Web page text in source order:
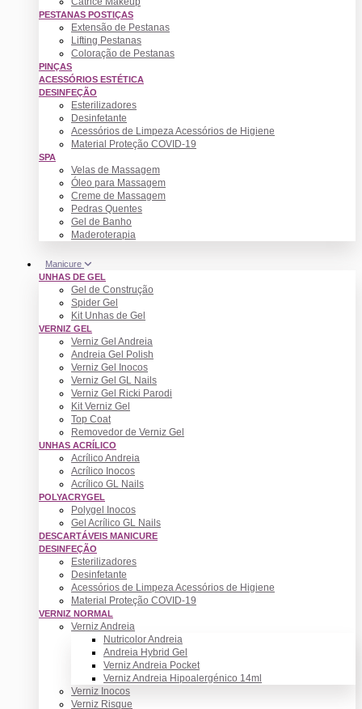
PESTANAS POSTIÇAS
Extensão de Pestanas
Lifting Pestanas
Coloração de Pestanas
PINÇAS
ACESSÓRIOS ESTÉTICA
DESINFEÇÃO
Esterilizadores
Desinfetante
Acessórios de Limpeza Acessórios de Higiene
Material Proteção COVID-19
SPA
Velas de Massagem
Óleo para Massagem
Creme de Massagem
Pedras Quentes
Gel de Banho
Maderoterapia
Manicure
UNHAS DE GEL
Gel de Construção
Spider Gel
Kit Unhas de Gel
VERNIZ GEL
Verniz Gel Andreia
Andreia Gel Polish
Verniz Gel Inocos
Verniz Gel GL Nails
Verniz Gel Ricki Parodi
Kit Verniz Gel
Top Coat
Removedor de Verniz Gel
UNHAS ACRÍLICO
Acrílico Andreia
Acrílico Inocos
Acrílico GL Nails
POLYACRYGEL
Polygel Inocos
Gel Acrílico GL Nails
DESCARTÁVEIS MANICURE
DESINFEÇÃO
Esterilizadores
Desinfetante
Acessórios de Limpeza Acessórios de Higiene
Material Proteção COVID-19
VERNIZ NORMAL
Verniz Andreia
Nutricolor Andreia
Andreia Hybrid Gel
Verniz Andreia Pocket
Verniz Andreia Hipoalergénico 14ml
Verniz Inocos
Verniz Risque